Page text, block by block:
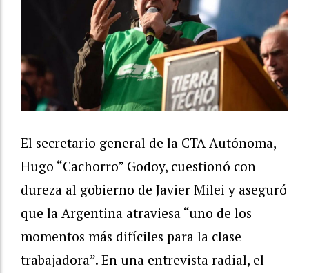
El secretario general de la CTA Autónoma,
Hugo “Cachorro” Godoy, cuestionó con
dureza al gobierno de Javier Milei y aseguró
que la Argentina atraviesa “uno de los
momentos más difíciles para la clase
trabajadora”. En una entrevista radial, el